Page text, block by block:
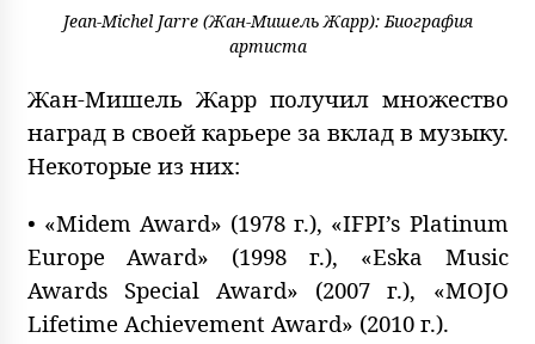
Jean-Michel Jarre (Жан-Мишель Жарр): Биография
артиста
Жан-Мишель Жарр получил множество
наград в своей карьере за вклад в музыку.
Некоторые из них:
• «Midem Award» (1978 г.), «IFPI’s Platinum
Europe Award» (1998 г.), «Eska Music
Awards Special Award» (2007 г.), «MOJO
Lifetime Achievement Award» (2010 г.).